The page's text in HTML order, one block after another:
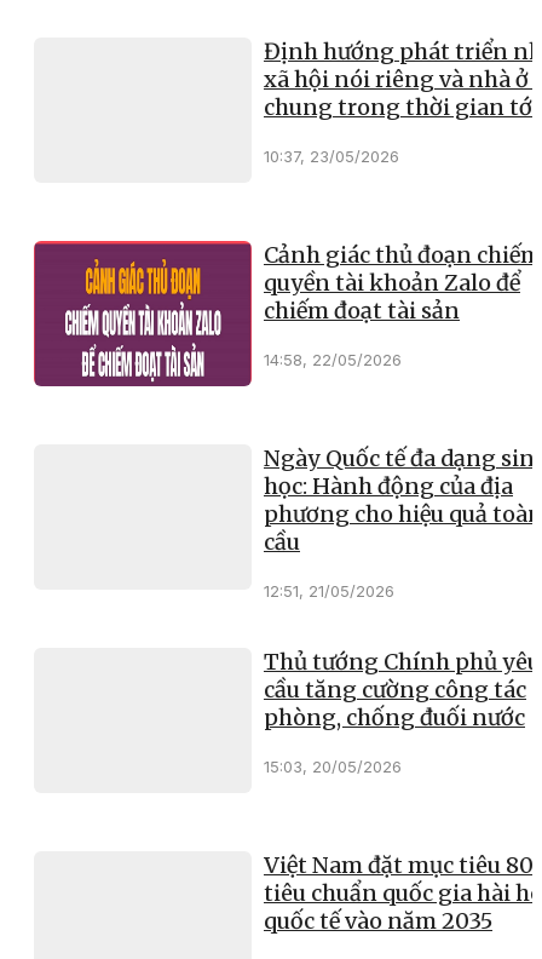
Định hướng phát triển
xã hội nói riêng và nhà ở
chung trong thời gian tới
10:37, 23/05/2026
Cảnh giác thủ đoạn chiếm
quyền tài khoản Zalo để
chiếm đoạt tài sản
14:58, 22/05/2026
Ngày Quốc tế đa dạng
học: Hành động của địa
phương cho hiệu quả toàn
cầu
12:51, 21/05/2026
Thủ tướng Chính phủ yêu
cầu tăng cường công tác
phòng, chống đuối nước
15:03, 20/05/2026
Việt Nam đặt mục tiêu
tiêu chuẩn quốc gia hài
quốc tế vào năm 2035